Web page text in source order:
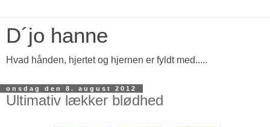
D´jo hanne
Hvad hånden, hjertet og hjernen er fyldt med.....
onsdag den 8. august 2012
Ultimativ lækker blødhed